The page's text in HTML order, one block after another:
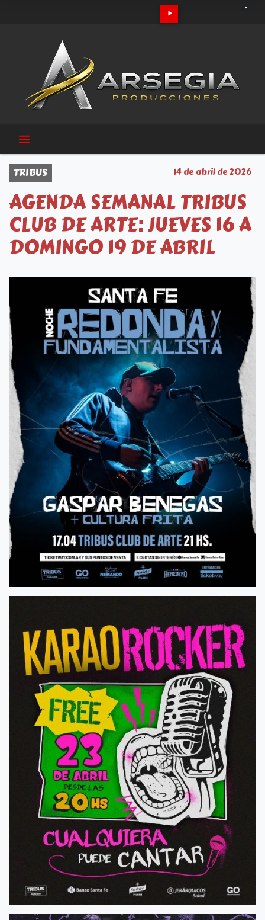
TRIBUS 14 de abril de 2026
AGENDA SEMANAL TRIBUS
CLUB DE ARTE: JUEVES 16 A
DOMINGO 19 DE ABRIL